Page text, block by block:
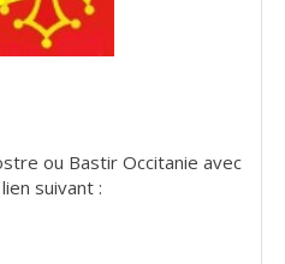
ou Bastir Occitanie avec
suivant :